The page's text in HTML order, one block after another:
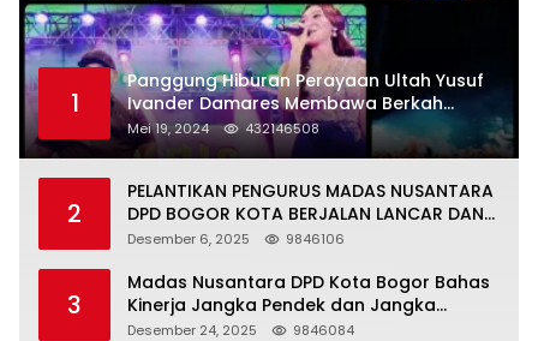
1
Panggung Hiburan Perayaan Ultah Yusuf
Ivander Damares Membawa Berkah
Warga Kejapanan
Mei 19, 2024 432146508
2
PELANTIKAN PENGURUS MADAS NUSANTARA
DPD BOGOR KOTA BERJALAN LANCAR DAN
KHIDMAT
Desember 6, 2025 9846106
3
Madas Nusantara DPD Kota Bogor Bahas
Kinerja Jangka Pendek dan Jangka
Panjang
Desember 24, 2025 9846084